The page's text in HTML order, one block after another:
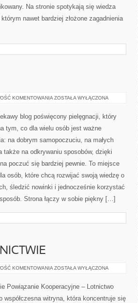
Na stronie spotykają się wiedza
nawet bardziej złożone zagadnienia
KOMENTOWANIA PORADY
ZOSTAŁA WYŁĄCZONA
blog poświęcony pielęgnacji, który
tym, co dla wielu osób jest ważne
na dobrym samopoczuciu, na małych
także na odkrywaniu sposobów, dzięki
poczuć się bardziej pewnie. To miejsce
osób, które chcą rozwijać swoją wiedzę o
śledzić nowinki i jednocześnie korzystać
Strona łączy w sobie piękny […]
KOMENTOWANIA BEZPIECZEŃSTWO
ZOSTAŁA WYŁĄCZONA
Powiązanie Kooperacyjne – Lotnictwo
współczesna witryna, która koncentruje się